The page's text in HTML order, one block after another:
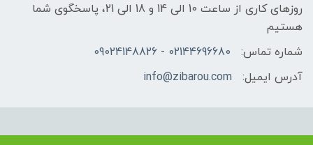
روزهای کاری از ساعت 10 الی 14 و 18 الی 21، پاسخگوی شما
هستیم
شماره تماس:
02144696680 - 09024148826
آدرس ایمیل:
info@zibarou.com